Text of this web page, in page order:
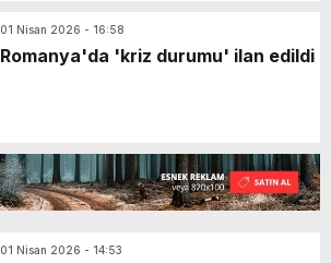
01 Nisan 2026 - 16:58
Romanya'da 'kriz durumu' ilan edildi
01 Nisan 2026 - 14:53